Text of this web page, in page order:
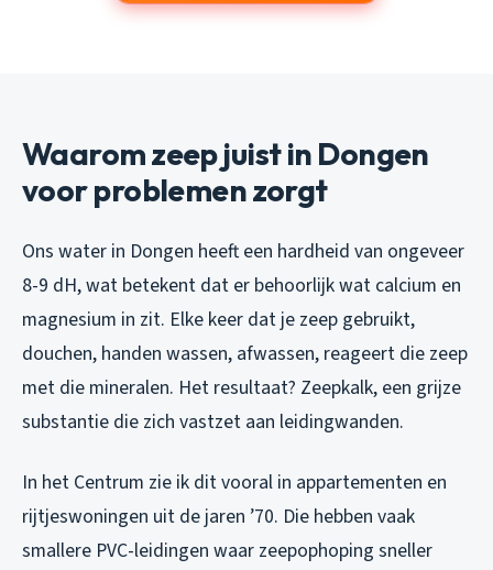
Waarom zeep juist in Dongen
voor problemen zorgt
Ons water in Dongen heeft een hardheid van ongeveer
8-9 dH, wat betekent dat er behoorlijk wat calcium en
magnesium in zit. Elke keer dat je zeep gebruikt,
douchen, handen wassen, afwassen, reageert die zeep
met die mineralen. Het resultaat? Zeepkalk, een grijze
substantie die zich vastzet aan leidingwanden.
In het Centrum zie ik dit vooral in appartementen en
rijtjeswoningen uit de jaren ’70. Die hebben vaak
smallere PVC-leidingen waar zeepophoping sneller